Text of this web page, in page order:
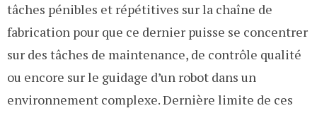
tâches pénibles et répétitives sur la chaîne de
fabrication pour que ce dernier puisse se concentrer
sur des tâches de maintenance, de contrôle qualité
ou encore sur le guidage d’un robot dans un
environnement complexe. Dernière limite de ces